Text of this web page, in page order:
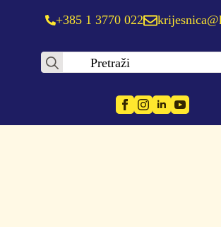
+385 1 3770 022
Search